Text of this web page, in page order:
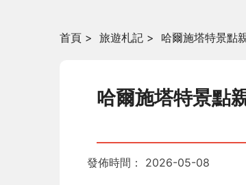
首頁 > 旅遊札記 > 哈爾施塔特景點
哈爾施塔特景點
發佈時間： 2026-05-08